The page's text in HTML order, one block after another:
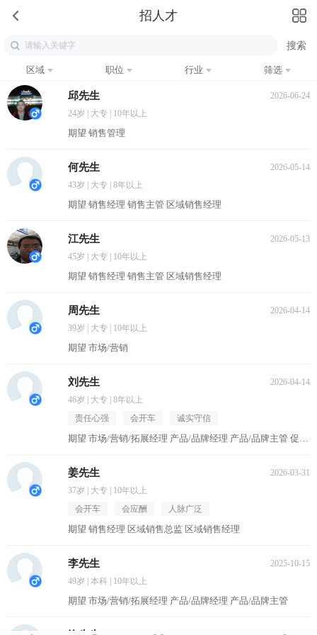
招人才
区域 职位 行业 筛选
邱先生
2026-06-24
24岁 | 大专 | 10年以上
期望 销售管理
何先生
2026-05-14
43岁 | 大专 | 8年以上
期望 销售经理 销售主管 区域销售经理
江先生
2026-05-13
45岁 | 大专 | 10年以上
期望 销售经理 销售主管 区域销售经理
周先生
2026-04-14
39岁 | 大专 | 10年以上
期望 市场/营销
刘先生
2026-04-14
46岁 | 大专 | 8年以上
责任心强
会开车 诚实守信
期望 市场/营销/拓展经理 产品/品牌经理 产品/品牌主管 促销主管/督导 区域销售经理
姜先生
2026-03-31
37岁 | 大专 | 10年以上
会开车
会应酬 人脉广泛
期望 销售经理 区域销售总监 区域销售经理
李先生
2025-10-15
49岁 | 本科 | 10年以上
期望 市场/营销/拓展经理 产品/品牌经理 产品/品牌主管